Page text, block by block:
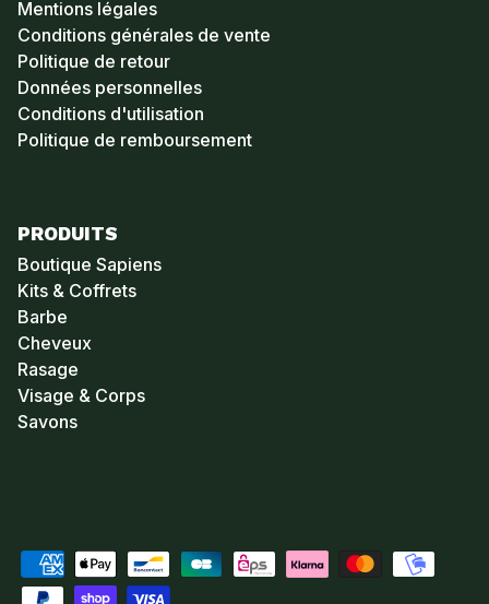
Mentions légales
Conditions générales de vente
Politique de retour
Données personnelles
Conditions d'utilisation
Politique de remboursement
PRODUITS
Boutique Sapiens
Kits & Coffrets
Barbe
Cheveux
Rasage
Visage & Corps
Savons